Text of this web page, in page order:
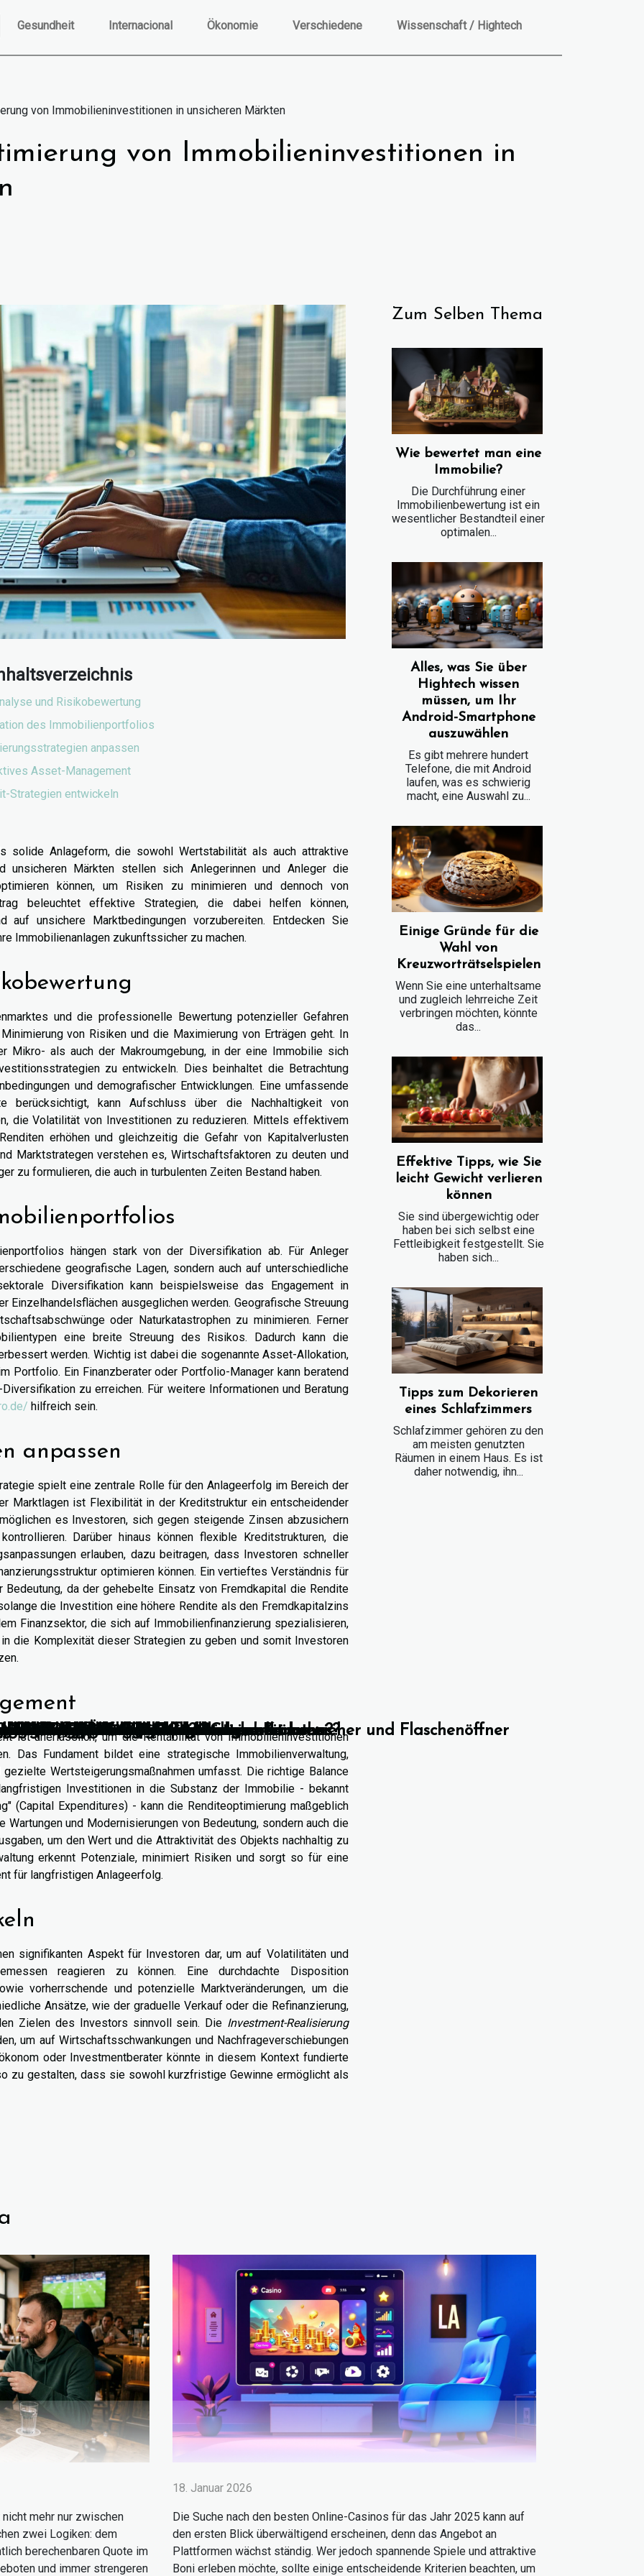
Gesundheit Internacional Ökonomie Verschiedene Wissenschaft / Hightech
von Immobilieninvestitionen in unsicheren Märkten
von Immobilieninvestitionen in
und Risikobewertung
des Immobilienportfolios
anpassen
Asset-Management
Strategien entwickeln
solide Anlageform, die sowohl Wertstabilität als auch attraktive
unsicheren Märkten stellen sich Anlegerinnen und Anleger die
können, um Risiken zu minimieren und dennoch von
beleuchtet effektive Strategien, die dabei helfen können,
auf unsichere Marktbedingungen vorzubereiten. Entdecken Sie
Immobilienanlagen zukunftssicher zu machen.
und die professionelle Bewertung potenzieller Gefahren
von Risiken und die Maximierung von Erträgen geht. In
Mikro- als auch der Makroumgebung, in der eine Immobilie sich
zu entwickeln. Dies beinhaltet die Betrachtung
und demografischer Entwicklungen. Eine umfassende
berücksichtigt, kann Aufschluss über die Nachhaltigkeit von
die Volatilität von Investitionen zu reduzieren. Mittels effektivem
erhöhen und gleichzeitig die Gefahr von Kapitalverlusten
Marktstrategen verstehen es, Wirtschaftsfaktoren zu deuten und
zu formulieren, die auch in turbulenten Zeiten Bestand haben.
hängen stark von der Diversifikation ab. Für Anleger
geografische Lagen, sondern auch auf unterschiedliche
Diversifikation kann beispielsweise das Engagement in
Einzelhandelsflächen ausgeglichen werden. Geografische Streuung
oder Naturkatastrophen zu minimieren. Ferner
eine breite Streuung des Risikos. Dadurch kann die
werden. Wichtig ist dabei die sogenannte Asset-Allokation,
Portfolio. Ein Finanzberater oder Portfolio-Manager kann beratend
zu erreichen. Für weitere Informationen und Beratung
hilfreich sein.
anpassen
spielt eine zentrale Rolle für den Anlageerfolg im Bereich der
Marktlagen ist Flexibilität in der Kreditstruktur ein entscheidender
es Investoren, sich gegen steigende Zinsen abzusichern
Darüber hinaus können flexible Kreditstrukturen, die
erlauben, dazu beitragen, dass Investoren schneller
optimieren können. Ein vertieftes Verständnis für
da der gehebelte Einsatz von Fremdkapital die Rendite
die Investition eine höhere Rendite als den Fremdkapitalzins
Finanzsektor, die sich auf Immobilienfinanzierung spezialisieren,
die Komplexität dieser Strategien zu geben und somit Investoren
ist unerlässlich, um die Rentabilität von Immobilieninvestitionen
Das Fundament bildet eine strategische Immobilienverwaltung,
Wertsteigerungsmaßnahmen umfasst. Die richtige Balance
Investitionen in die Substanz der Immobilie - bekannt
(Capital Expenditures) - kann die Renditeoptimierung maßgeblich
und Modernisierungen von Bedeutung, sondern auch die
um den Wert und die Attraktivität des Objekts nachhaltig zu
erkennt Potenziale, minimiert Risiken und sorgt so für eine
für langfristigen Anlageerfolg.
signifikanten Aspekt für Investoren dar, um auf Volatilitäten und
reagieren zu können. Eine durchdachte Disposition
vorherrschende und potenzielle Marktveränderungen, um die
Ansätze, wie der graduelle Verkauf oder die Refinanzierung,
Zielen des Investors sinnvoll sein. Die Investment-Realisierung
um auf Wirtschaftsschwankungen und Nachfrageverschiebungen
oder Investmentberater könnte in diesem Kontext fundierte
zu gestalten, dass sie sowohl kurzfristige Gewinne ermöglicht als
Zum Selben Thema
Wie bewertet man eine
Immobilie?
Die Durchführung einer
Immobilienbewertung ist ein
wesentlicher Bestandteil einer
optimalen...
Alles, was Sie über
Hightech wissen
müssen, um Ihr
Android-Smartphone
auszuwählen
Es gibt mehrere hundert
Telefone, die mit Android
laufen, was es schwierig
macht, eine Auswahl zu...
Einige Gründe für die
Wahl von
Kreuzworträtselspielen
Wenn Sie eine unterhaltsame
und zugleich lehrreiche Zeit
verbringen möchten, könnte
das...
Effektive Tipps, wie Sie
leicht Gewicht verlieren
können
Sie sind übergewichtig oder
haben bei sich selbst eine
Fettleibigkeit festgestellt. Sie
haben sich...
Tipps zum Dekorieren
eines Schlafzimmers
Schlafzimmer gehören zu den
am meisten genutzten
Räumen in einem Haus. Es ist
daher notwendig, ihn...
casino-spielen und sportwetten mit bonus?
mehr nur zwischen
zwei Logiken: dem
berechenbaren Quote im
und immer strengeren
für Spiele und Boni?
18. Januar 2026
Die Suche nach den besten Online-Casinos für das Jahr 2025 kann auf
den ersten Blick überwältigend erscheinen, denn das Angebot an
Plattformen wächst ständig. Wer jedoch spannende Spiele und attraktive
Boni erleben möchte, sollte einige entscheidende Kriterien beachten, um
kann
Wetten platziert?
Online-Wetten
in Online-Casinos?
für Online-Casinospieler
im Online-Casino?
im Online-Casino aus?
Mode?
vertrauenswürdige Plattformen erkennt
Wettanbietern
Sportwetten gewährleistet
Bedürfnisse?erkunden
Ausgaben
wie wir Glücksspiele erleben
digitalen Ära florieren
Ihres Unternehmens steigern können
Chancen für den Mittelstand
und Bonussystemen
im Online-Casino
im Berufsleben
in moderne Büroumgebungen
im digitalen Handel
Start-up-Buchhaltung
Versicherungsprämien?
Sportwettenanbietern
Ein Blick auf umweltfreundliche Korkenzieher und Flaschenöffner
auswirken können
modernen Wettindustrieder Online-Casino-Branche?